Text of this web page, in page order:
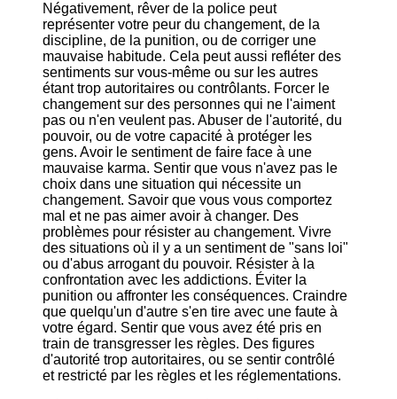
Négativement, rêver de la police peut
représenter votre peur du changement, de la
discipline, de la punition, ou de corriger une
mauvaise habitude. Cela peut aussi refléter des
sentiments sur vous-même ou sur les autres
étant trop autoritaires ou contrôlants. Forcer le
changement sur des personnes qui ne l'aiment
pas ou n'en veulent pas. Abuser de l'autorité, du
pouvoir, ou de votre capacité à protéger les
gens. Avoir le sentiment de faire face à une
mauvaise karma. Sentir que vous n'avez pas le
choix dans une situation qui nécessite un
changement. Savoir que vous vous comportez
mal et ne pas aimer avoir à changer. Des
problèmes pour résister au changement. Vivre
des situations où il y a un sentiment de "sans loi"
ou d'abus arrogant du pouvoir. Résister à la
confrontation avec les addictions. Éviter la
punition ou affronter les conséquences. Craindre
que quelqu'un d'autre s'en tire avec une faute à
votre égard. Sentir que vous avez été pris en
train de transgresser les règles. Des figures
d'autorité trop autoritaires, ou se sentir contrôlé
et restricté par les règles et les réglementations.